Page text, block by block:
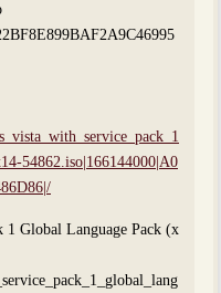
54862.iso|166144000|A0
1 Global Language Pack (x